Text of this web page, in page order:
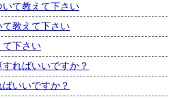
て教えて下さい
教えて下さい
て下さい
ればいいですか？
いいですか？